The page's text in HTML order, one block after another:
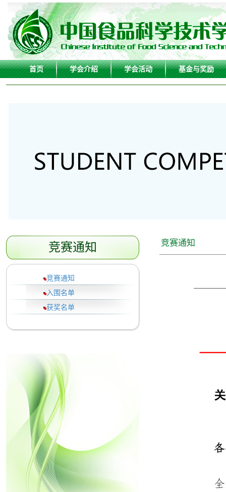
首页 学会介绍 学会活动 基金与奖励
竞赛通知
竞赛通知
入围名单
获奖名单
竞赛通知